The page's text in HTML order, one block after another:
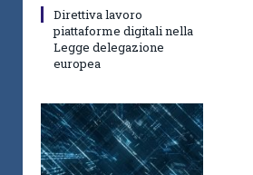
Direttiva lavoro
piattaforme digitali nella
Legge delegazione
europea